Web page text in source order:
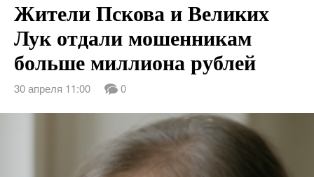
Слово Дело
Народные
Жители Пскова и Великих
Лук отдали мошенникам
больше миллиона рублей
30 апреля 11:00 0